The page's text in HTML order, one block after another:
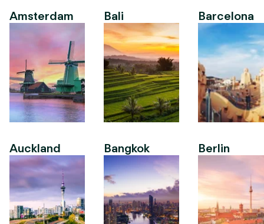
Amsterdam
Auckland
Bali
Bangkok
Barcelona
Berlin